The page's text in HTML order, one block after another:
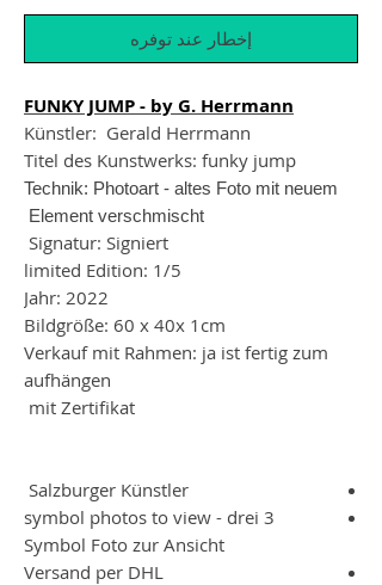
إخطار عند توفره
FUNKY JUMP - by G. Herrmann
Künstler: Gerald Herrmann
Titel des Kunstwerks: funky jump
Technik: Photoart - altes Foto mit neuem
Element verschmischt
Signatur: Signiert
limited Edition: 1/5
Jahr: 2022
Bildgröße: 60 x 40x 1cm
Verkauf mit Rahmen: ja ist fertig zum
aufhängen
mit Zertifikat
Salzburger Künstler
3 symbol photos to view - drei
Symbol Foto zur Ansicht
Versand per DHL